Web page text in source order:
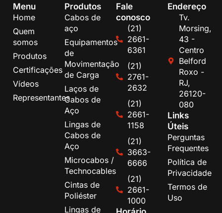
Menu
Home
Quem
somos
Produtos
Certificações
Vídeos
Representantes
Produtos
Cabos de
aço
Equipamentos
de
Movimentação
de Carga
Laços de
Cabos de
Aço
Lingas de
Cabos de
Aço
Microcabos /
Technocables
Cintas de
Poliéster
Lingas de
Fale
conosco
(21)
2661-
6361
(21)
2761-
2632
(21)
2661-
1158
(21)
3663-
6666
(21)
2661-
1000
Endereço
Tv.
Morsing,
43 -
Centro
Belford
Roxo -
RJ,
26120-
080
Links
Úteis
Perguntas
Frequentes
Política de
Privacidade
Termos de
Uso